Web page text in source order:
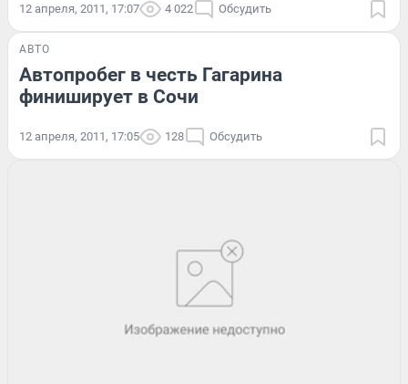
12 апреля, 2011, 17:07 4 022 Обсудить
АВТО
Автопробег в честь Гагарина
финиширует в Сочи
12 апреля, 2011, 17:05 128 Обсудить